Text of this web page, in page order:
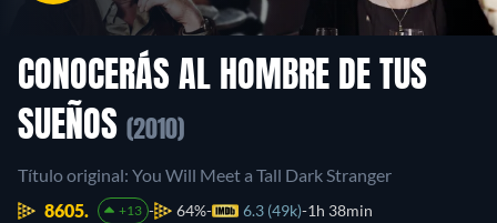
CONOCERÁS AL HOMBRE DE TUS
SUEÑOS (2010)
Título original: You Will Meet a Tall Dark Stranger
8605.
+13 64% 6.3 (49k) 1h 38min